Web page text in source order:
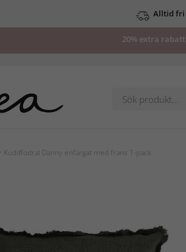
Alltid fri
20% extra rabatt
> Kuddfodral Danny enfärgat med frans 1-pack